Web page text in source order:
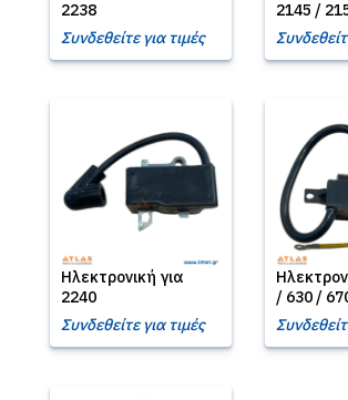
2238
Συνδεθείτε για τιμές
2145 /
Ηλεκτρονική για
2240
Συνδεθείτε για τιμές
/ 630 /